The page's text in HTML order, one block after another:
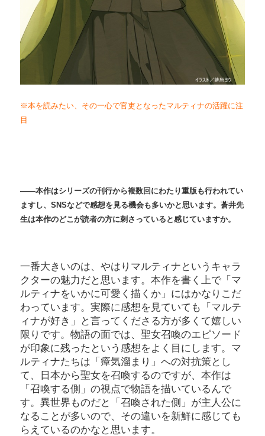
※本を読みたい、その一心で官吏となったマルティナの活躍に注
目
――本作はシリーズの刊行から複数回にわたり重版も行われてい
ますし、SNSなどで感想を見る機会も多いかと思います。蒼井先
生は本作のどこが読者の方に刺さっていると感じていますか。
一番大きいのは、やはりマルティナというキャラ
クターの魅力だと思います。本作を書く上で「マ
ルティナをいかに可愛く描くか」にはかなりこだ
わっています。実際に感想を見ていても「マルテ
ィナが好き」と言ってくださる方が多くて嬉しい
限りです。物語の面では、聖女召喚のエピソード
が印象に残ったという感想をよく目にします。マ
ルティナたちは「瘴気溜まり」への対抗策とし
て、日本から聖女を召喚するのですが、本作は
「召喚する側」の視点で物語を描いているんで
す。異世界ものだと「召喚された側」が主人公に
なることが多いので、その違いを新鮮に感じても
らえているのかなと思います。